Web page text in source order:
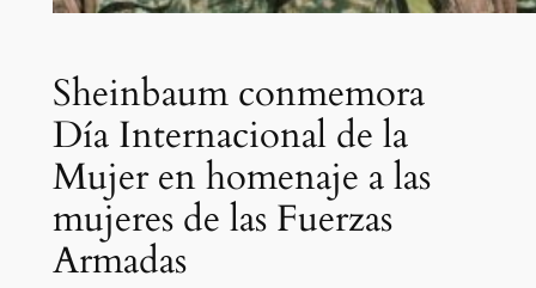
Sheinbaum conmemora
Día Internacional de la
Mujer en homenaje a las
mujeres de las Fuerzas
Armadas